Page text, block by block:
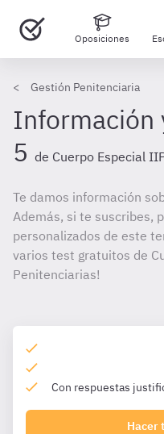
Oposiciones
Gestión Penitenciaria
Información
5 de Cuerpo Especial
Te damos información
Además, si te suscribes,
personalizados de este
varios test gratuitos de
Penitenciarias!
Con respuestas
Hacer